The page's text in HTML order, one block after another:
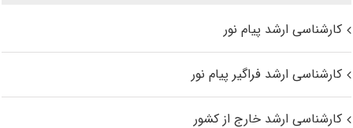
کارشناسی ارشد پیام نور
کارشناسی ارشد فراگیر پیام نور
کارشناسی ارشد خارج از کشور